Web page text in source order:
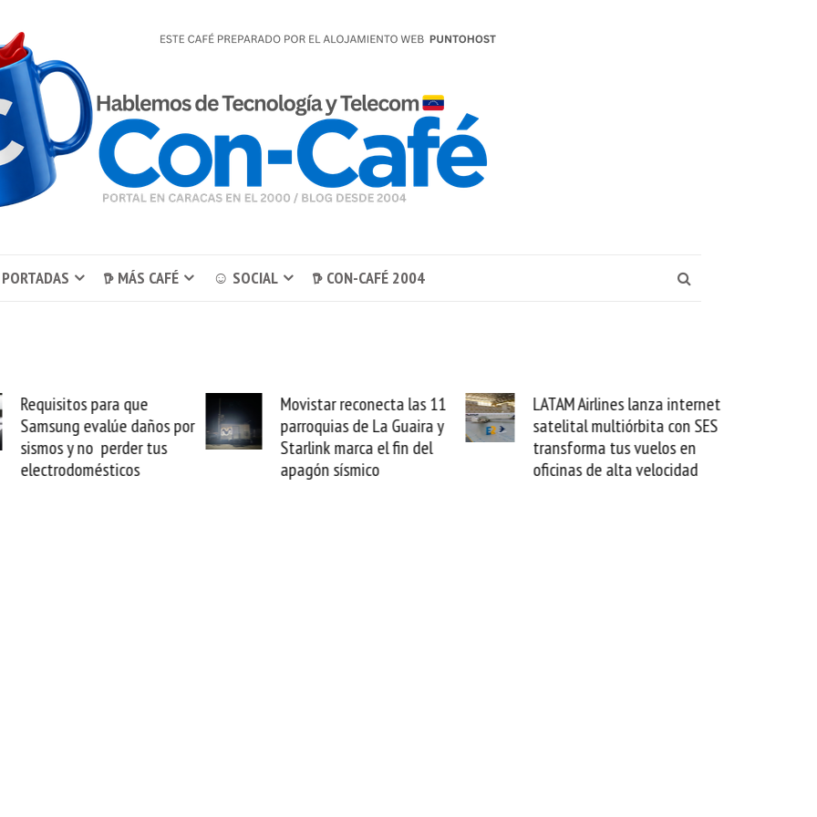
𖠚 MÁS CAFÉ ☺ SOCIAL 𖠚 CON-CAFÉ 2004
Movistar reconecta las 11
parroquias de La Guaira y
Starlink marca el fin del
apagón sísmico
LATAM Airlines lanza internet
satelital multiórbita con SES
transforma tus vuelos en
oficinas de alta velocidad
Samsung Galaxy Z Fold8 la
novedad plegable y un
formato fácil de enamorse